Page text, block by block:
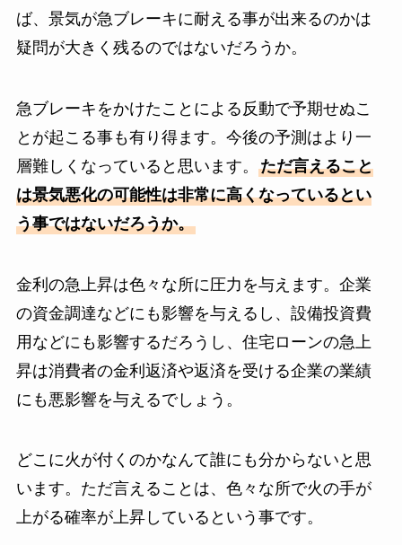
ば、景気が急ブレーキに耐える事が出来るのかは
疑問が大きく残るのではないだろうか。
急ブレーキをかけたことによる反動で予期せぬこ
とが起こる事も有り得ます。今後の予測はより一
層難しくなっていると思います。 ただ言えること
は景気悪化の可能性は非常に高くなっているとい
う事ではないだろうか。
金利の急上昇は色々な所に圧力を与えます。企業
の資金調達などにも影響を与えるし、設備投資費
用などにも影響するだろうし、住宅ローンの急上
昇は消費者の金利返済や返済を受ける企業の業績
にも悪影響を与えるでしょう。
どこに火が付くのかなんて誰にも分からないと思
います。ただ言えることは、色々な所で火の手が
上がる確率が上昇しているという事です。